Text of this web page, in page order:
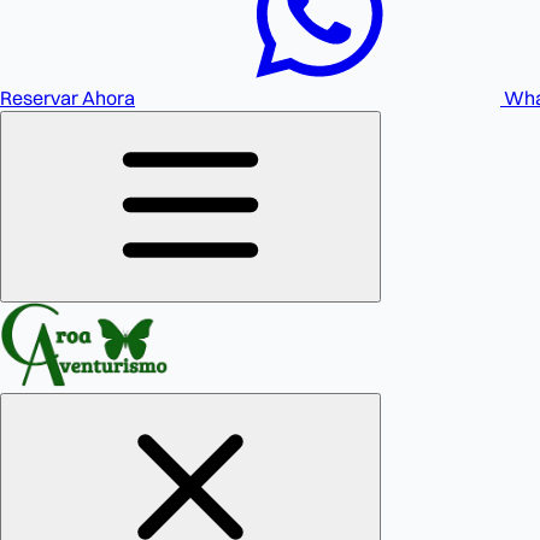
Reservar Ahora